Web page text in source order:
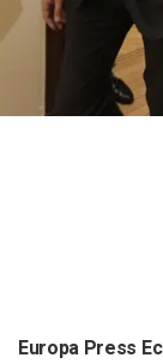
Europa Press